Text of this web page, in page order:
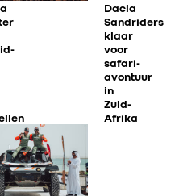
Dacia
Sandriders
klaar
voor
safari-
avontuur
in
Zuid-
Afrika